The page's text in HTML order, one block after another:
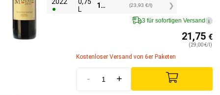
L
17,95 (23,93 €/l)
3 für sofortigen Versand i
21,75 €
(29,00 €/l)
Kostenloser Versand von 6er Paketen
- +